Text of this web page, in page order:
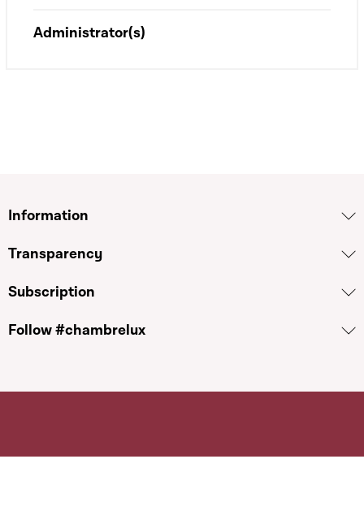
Administrator(s)
Information
Transparency
Subscription
Follow #chambrelux